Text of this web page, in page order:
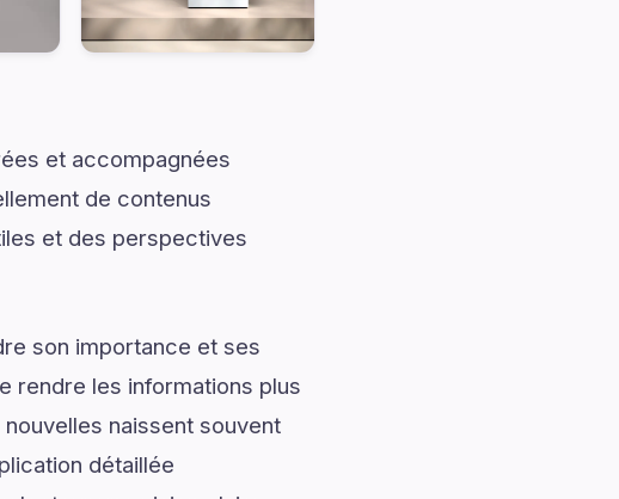
et accompagnées
de contenus
et des perspectives
son importance et ses
rendre les informations plus
naissent souvent
détaillée